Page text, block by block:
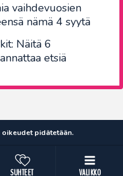
SUHTEET VALIKKO
vaihdevuosien
nämä 4 syytä
Näitä 6
etsiä
oikeudet pidätetään.